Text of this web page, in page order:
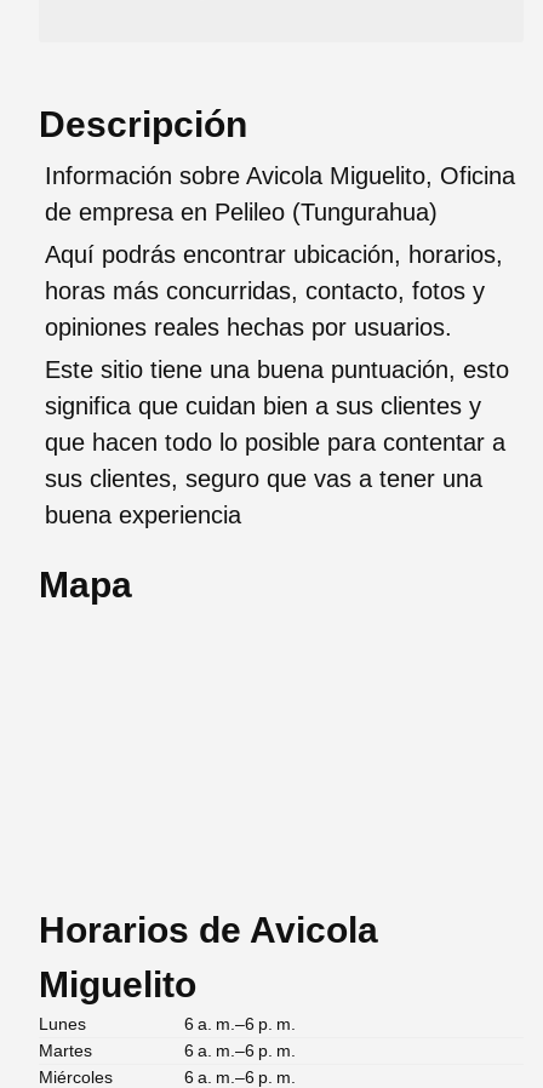
Descripción
Información sobre Avicola Miguelito, Oficina
de empresa en Pelileo (Tungurahua)
Aquí podrás encontrar ubicación, horarios,
horas más concurridas, contacto, fotos y
opiniones reales hechas por usuarios.
Este sitio tiene una buena puntuación, esto
significa que cuidan bien a sus clientes y
que hacen todo lo posible para contentar a
sus clientes, seguro que vas a tener una
buena experiencia
Mapa
Horarios de Avicola
Miguelito
Lunes
6 a. m.–6 p. m.
Martes
6 a. m.–6 p. m.
Miércoles
6 a. m.–6 p. m.